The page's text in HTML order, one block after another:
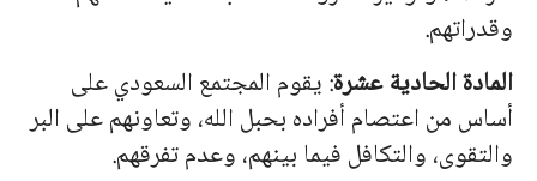
وقدراتهم.
المادة الحادية عشرة: يقوم المجتمع السعودي على
أساس من اعتصام أفراده بحبل الله، وتعاونهم على البر
والتقوى، والتكافل فيما بينهم، وعدم تفرقهم.